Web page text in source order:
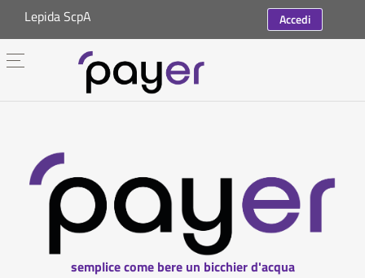
Lepida ScpA Accedi
semplice come bere un bicchier d'acqua